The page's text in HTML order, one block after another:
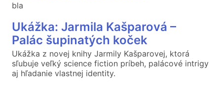
bla
Ukážka: Jarmila Kašparová –
Palác šupinatých koček
Ukážka z novej knihy Jarmily Kašparovej, ktorá
sľubuje veľký science fiction príbeh, palácové intrigy
aj hľadanie vlastnej identity.